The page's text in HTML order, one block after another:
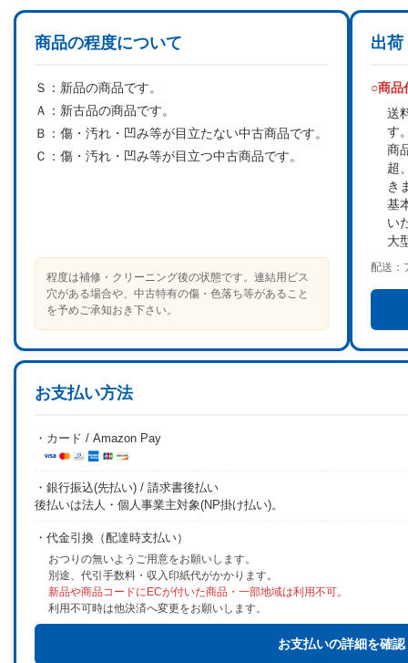
商品の程度について
Ｓ： 新品の商品です。
Ａ： 新古品の商品です。
Ｂ： 傷・汚れ・凹み等が目立たない中古商品です。
Ｃ： 傷・汚れ・凹み等が目立つ中古商品です。
程度は補修・クリーニング後の状態です。連結用ビス
穴がある場合や、中古特有の傷・色落ち等があること
を予めご承知おき下さい。
出荷
○商品
送
す
商
超
き
基
い
大
配送：
お支払い方法
・カード / Amazon Pay
・銀行振込(先払い) / 請求書後払い
後払いは法人・個人事業主対象(NP掛け払い)。
・代金引換（配達時支払い）
おつりの無いようご用意をお願いします。
別途、代引手数料・収入印紙代がかかります。
新品や商品コードにECが付いた商品・一部地域は利用不可。
利用不可時は他決済へ変更をお願いします。
お支払いの詳細を確認